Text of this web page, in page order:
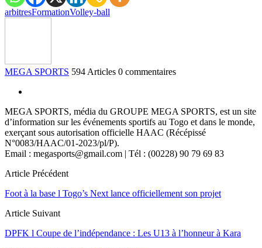
arbitresFormationVolley-ball
MEGA SPORTS 594 Articles 0 commentaires
MEGA SPORTS, média du GROUPE MEGA SPORTS, est un site
d’information sur les événements sportifs au Togo et dans le monde,
exerçant sous autorisation officielle HAAC (Récépissé
N°0083/HAAC/01-2023/pl/P).
Email : megasports@gmail.com | Tél : (00228) 90 79 69 83
Article Précédent
Foot à la base l Togo’s Next lance officiellement son projet
Article Suivant
DPFK l Coupe de l’indépendance : Les U13 à l’honneur à Kara